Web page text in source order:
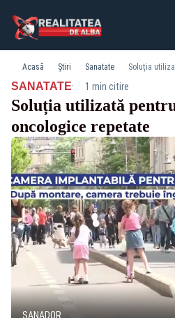
Acasă Știri Sanatate
SANATATE· 1 min citire
Soluția utilizată
oncologice repetate
SANADOR